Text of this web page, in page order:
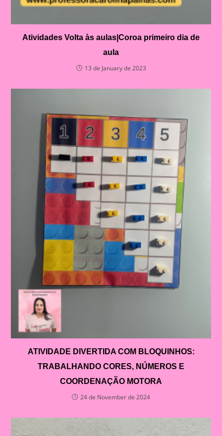
Atividades Volta às aulas|Coroa primeiro dia de
aula
13 de January de 2023
ATIVIDADE DIVERTIDA COM BLOQUINHOS:
TRABALHANDO CORES, NÚMEROS E
COORDENAÇÃO MOTORA
24 de November de 2024